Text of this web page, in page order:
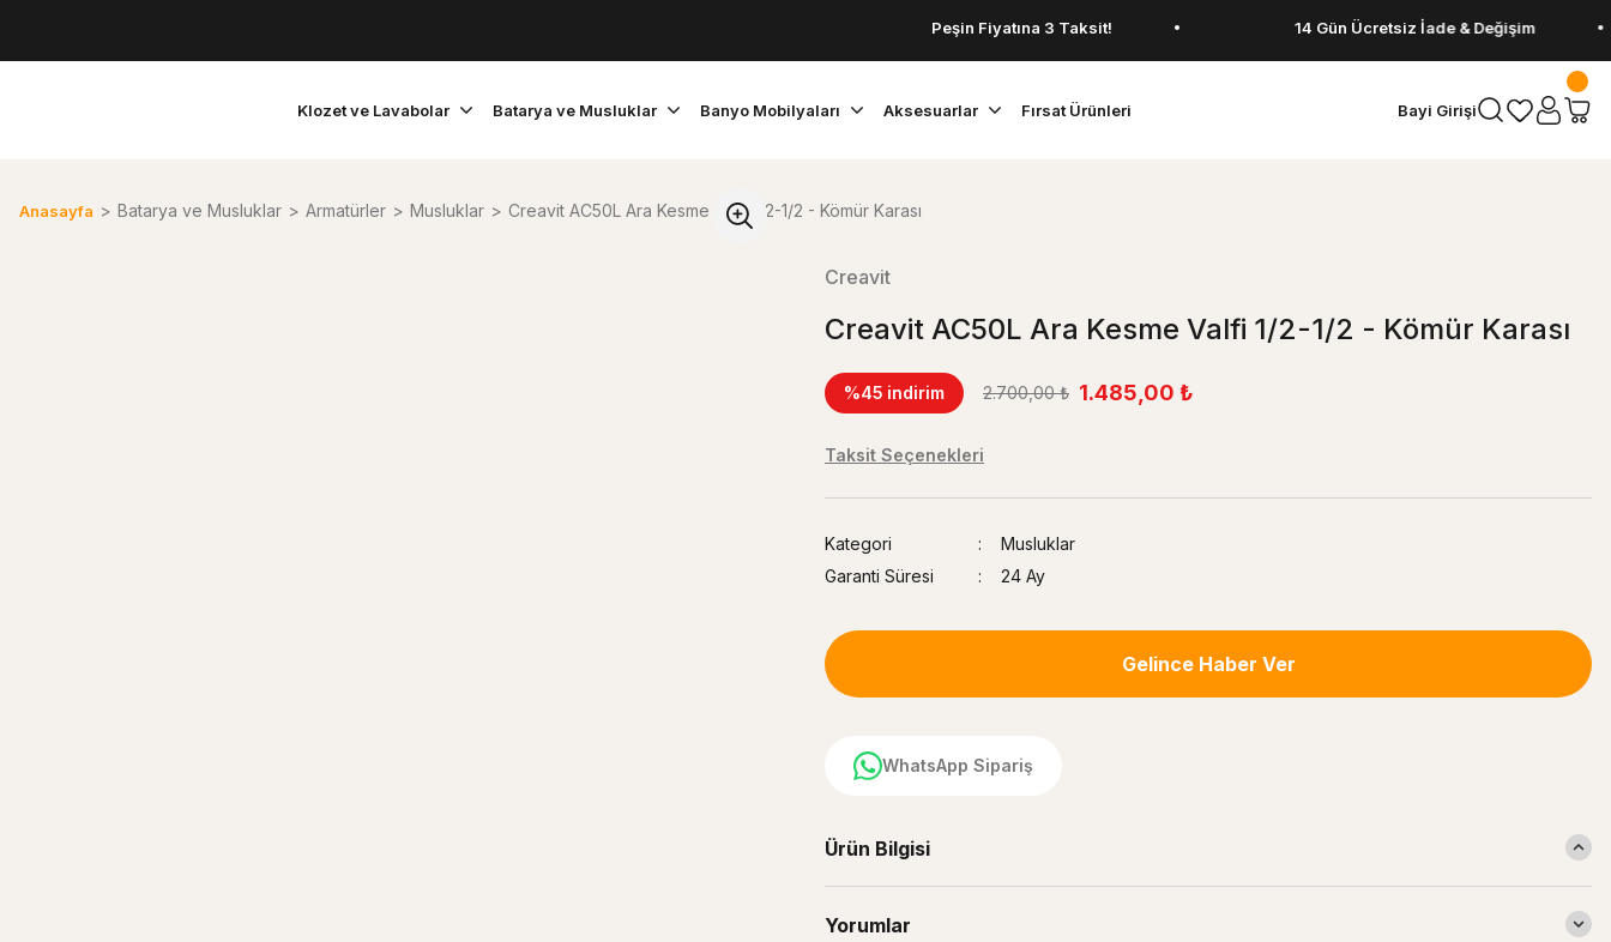
Peşin Fiyatına 3 Taksit! 14 Gün Ücretsiz İade & Değişim
Klozet ve Lavabolar Batarya ve Musluklar Banyo Mobilyaları Aksesuarlar Fırsat Ürünleri Bayi Girişi
Anasayfa Batarya ve Musluklar Armatürler Musluklar Creavit AC50L Ara Kesme Valfi 1/2-1/2 - Kömür Karası
Creavit
Creavit AC50L Ara Kesme Valfi 1/2-1/2 - Kömür Karası
%45 indirim 2.700,00 ₺ 1.485,00 ₺
Taksit Seçenekleri
Kategori
Musluklar
Garanti Süresi
24 Ay
Gelince Haber Ver
WhatsApp Sipariş
Ürün Bilgisi
Yorumlar